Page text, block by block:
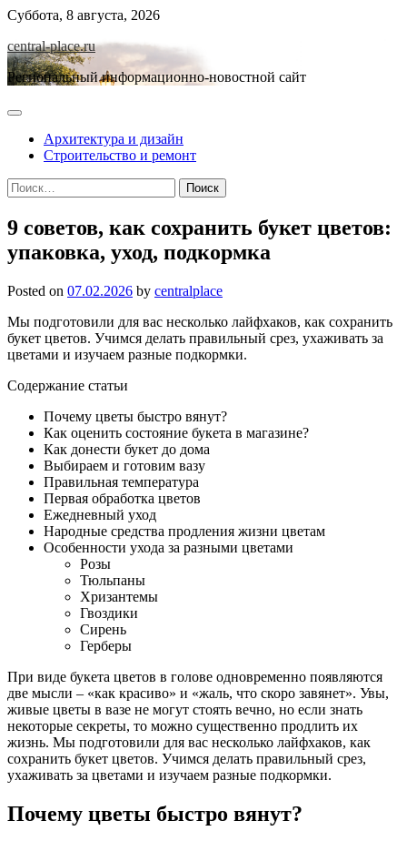
Skip
content
Суббота, 8 августа, 2026
central-place.ru
Региональный информационно-новостной сайт
Архитектура и дизайн
Строительство и ремонт
Найти:
9 советов, как сохранить букет цветов:
упаковка, уход, подкормка
Posted on 07.02.2026 by centralplace
Мы подготовили для вас несколько лайфхаков, как сохранить
букет цветов. Учимся делать правильный срез, ухаживать за
цветами и изучаем разные подкормки.
Содержание статьи
Почему цветы быстро вянут?
Как оценить состояние букета в магазине?
Как донести букет до дома
Выбираем и готовим вазу
Правильная температура
Первая обработка цветов
Ежедневный уход
Народные средства продления жизни цветам
Особенности ухода за разными цветами
Розы
Тюльпаны
Хризантемы
Гвоздики
Сирень
Герберы
При виде букета цветов в голове одновременно появляются
две мысли – «как красиво» и «жаль, что скоро завянет». Увы,
живые цветы в вазе не могут стоять вечно, но если знать
некоторые секреты, то можно существенно продлить их
жизнь. Мы подготовили для вас несколько лайфхаков, как
сохранить букет цветов. Учимся делать правильный срез,
ухаживать за цветами и изучаем разные подкормки.
Почему цветы быстро вянут?